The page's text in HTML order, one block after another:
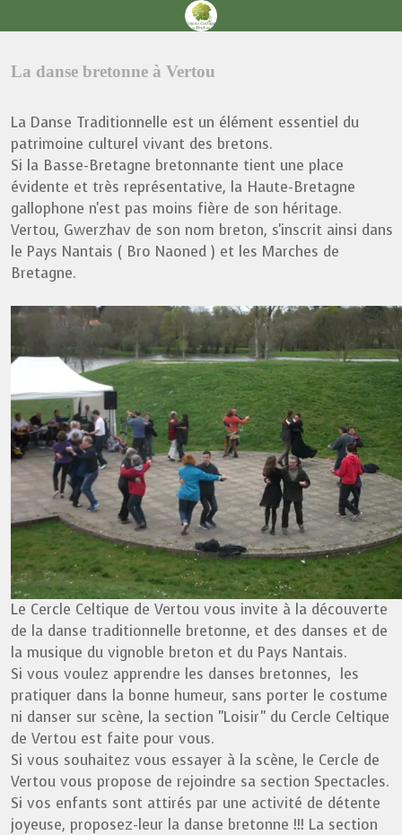
La danse bretonne à Vertou
La Danse Traditionnelle est un élément essentiel du
patrimoine culturel vivant des bretons.
Si la Basse-Bretagne bretonnante tient une place
évidente et très représentative, la Haute-Bretagne
gallophone n'est pas moins fière de son héritage.
Vertou, Gwerzhav de son nom breton, s'inscrit ainsi dans
le Pays Nantais ( Bro Naoned ) et les Marches de
Bretagne.
Le Cercle Celtique de Vertou vous invite à la découverte
de la danse traditionnelle bretonne, et des danses et de
la musique du vignoble breton et du Pays Nantais.
Si vous voulez apprendre les danses bretonnes, les
pratiquer dans la bonne humeur, sans porter le costume
ni danser sur scène, la section "Loisir" du Cercle Celtique
de Vertou est faite pour vous.
Si vous souhaitez vous essayer à la scène, le Cercle de
Vertou vous propose de rejoindre sa section Spectacles.
Si vos enfants sont attirés par une activité de détente
joyeuse, proposez-leur la danse bretonne !!! La section